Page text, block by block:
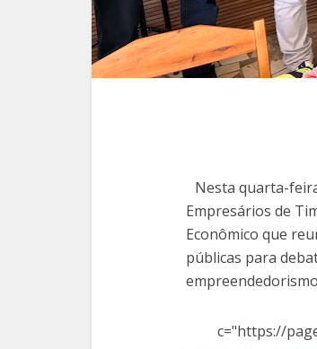
Nesta quarta-
Empresários de
Econômico que
públicas para
c="https://